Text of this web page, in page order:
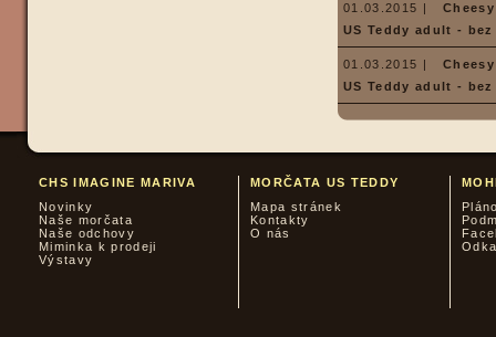
01.03.2015 |
US Teddy adult -
01.03.2015 |
US Teddy adult -
CHS IMAGINE MARIVA
Novinky
Naše morčata
Naše odchovy
Miminka k prodeji
Výstavy
MORČATA US TEDDY
Mapa stránek
Kontakty
O nás